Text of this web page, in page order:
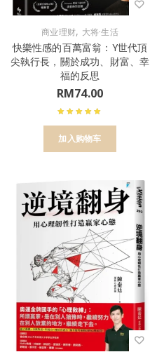
商业理财, 大将·生活
快樂性感的百萬富翁：Y世代頂
尖執行長，關於成功、財富、幸
福的反思
RM74.00
加入购物车